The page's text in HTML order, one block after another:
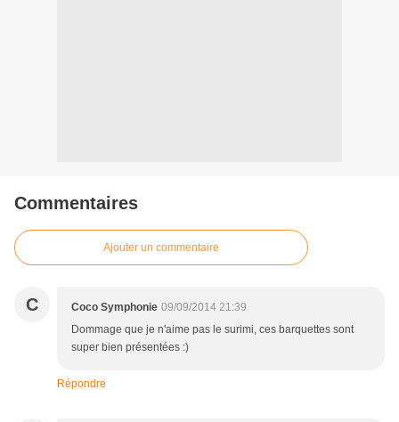
Commentaires
Ajouter un commentaire
C Coco Symphonie 09/09/2014 21:39
Dommage que je n'aime pas le surimi, ces barquettes sont
super bien présentées :)
Répondre